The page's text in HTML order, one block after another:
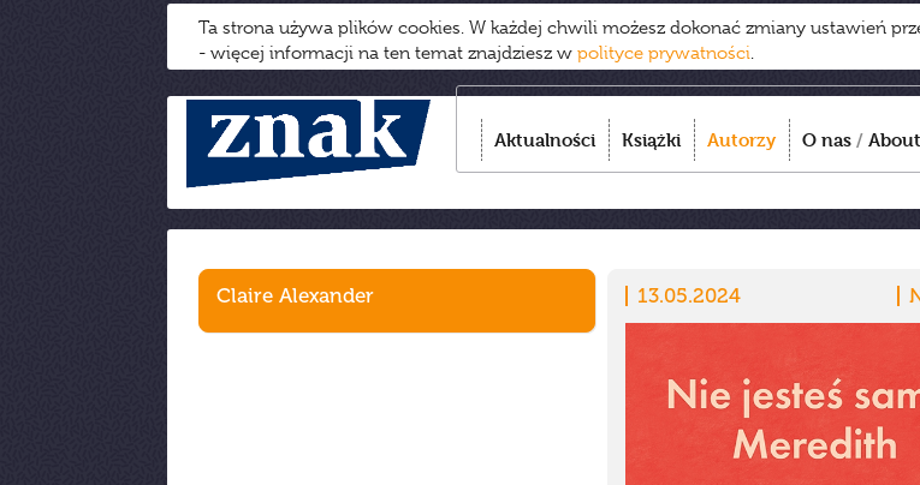
Ta strona używa plików cookies. W każdej chwili możesz dokonać zmiany ustawień
- więcej informacji na ten temat znajdziesz w polityce prywatności.
Aktualności Książki Autorzy O nas /
Claire Alexander 13.05.2024